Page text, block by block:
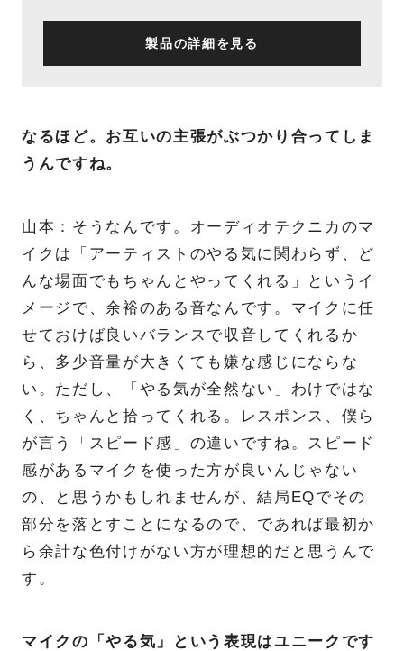
製品の詳細を見る
なるほど。お互いの主張がぶつかり合ってしま
うんですね。
山本：そうなんです。オーディオテクニカのマ
イクは「アーティストのやる気に関わらず、ど
んな場面でもちゃんとやってくれる」というイ
メージで、余裕のある音なんです。マイクに任
せておけば良いバランスで収音してくれるか
ら、多少音量が大きくても嫌な感じにならな
い。ただし、「やる気が全然ない」わけではな
く、ちゃんと拾ってくれる。レスポンス、僕ら
が言う「スピード感」の違いですね。スピード
感があるマイクを使った方が良いんじゃない
の、と思うかもしれませんが、結局EQでその
部分を落とすことになるので、であれば最初か
ら余計な色付けがない方が理想的だと思うんで
す。
マイクの「やる気」という表現はユニークです